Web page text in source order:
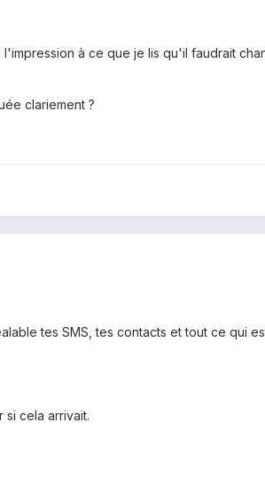
à ce que je lis qu'il faudrait
clariement ?
tes SMS, tes contacts et tout ce qui
cela arrivait.